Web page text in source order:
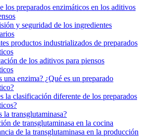
los preparados enzimáticos en los aditivos
y seguridad de los ingredientes
productos industrializados de preparados
de los aditivos para piensos
una enzima? ¿Qué es un preparado
la clasificación diferente de los preparados
la transglutaminasa?
de transglutaminasa en la cocina
de la transglutaminasa en la producción